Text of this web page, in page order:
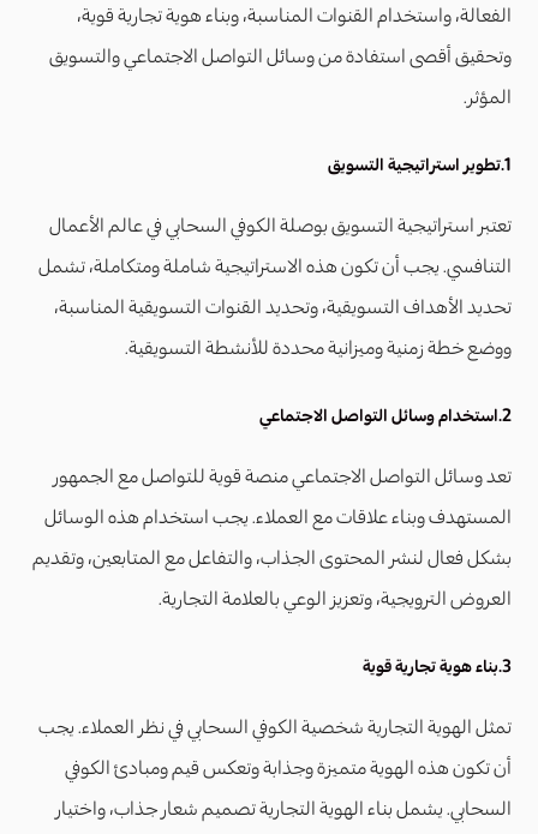
الفعالة، واستخدام القنوات المناسبة، وبناء هوية تجارية قوية،
وتحقيق أقصى استفادة من وسائل التواصل الاجتماعي والتسويق
المؤثر.
1.تطوير استراتيجية التسويق
تعتبر استراتيجية التسويق بوصلة الكوفي السحابي في عالم الأعمال
التنافسي. يجب أن تكون هذه الاستراتيجية شاملة ومتكاملة، تشمل
تحديد الأهداف التسويقية، وتحديد القنوات التسويقية المناسبة،
ووضع خطة زمنية وميزانية محددة للأنشطة التسويقية.
2.استخدام وسائل التواصل الاجتماعي
تعد وسائل التواصل الاجتماعي منصة قوية للتواصل مع الجمهور
المستهدف وبناء علاقات مع العملاء. يجب استخدام هذه الوسائل
بشكل فعال لنشر المحتوى الجذاب، والتفاعل مع المتابعين، وتقديم
العروض الترويجية، وتعزيز الوعي بالعلامة التجارية.
3.بناء هوية تجارية قوية
تمثل الهوية التجارية شخصية الكوفي السحابي في نظر العملاء. يجب
أن تكون هذه الهوية متميزة وجذابة وتعكس قيم ومبادئ الكوفي
السحابي. يشمل بناء الهوية التجارية تصميم شعار جذاب، واختيار